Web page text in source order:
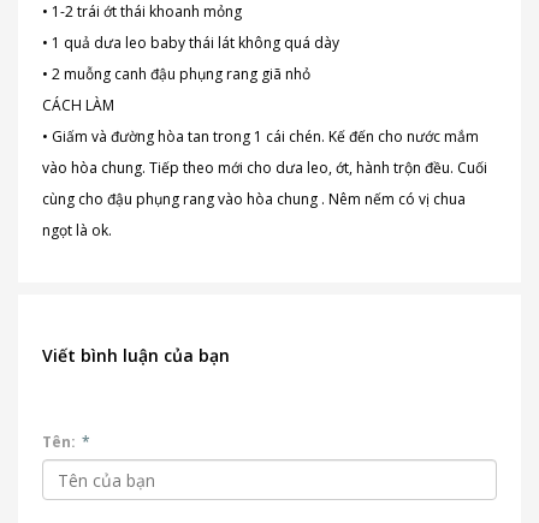
• 1-2 trái ớt thái khoanh mỏng
• 1 quả dưa leo baby thái lát không quá dày
• 2 muỗng canh đậu phụng rang giã nhỏ
CÁCH LÀM
• Giấm và đường hòa tan trong 1 cái chén. Kế đến cho nước mắm
vào hòa chung. Tiếp theo mới cho dưa leo, ớt, hành trộn đều. Cuối
cùng cho đậu phụng rang vào hòa chung . Nêm nếm có vị chua
ngọt là ok.
Viết bình luận của bạn
Tên: *